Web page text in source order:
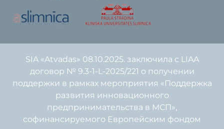
SIA «Atvadas» 08.10.2025. заключила с LIAA
договор № 9.3-1-L-2025/221 о получении
поддержки в рамках мероприятия «Поддержка
развития инновационного
предпринимательства в МСП»,
софинансируемого Европейским фондом